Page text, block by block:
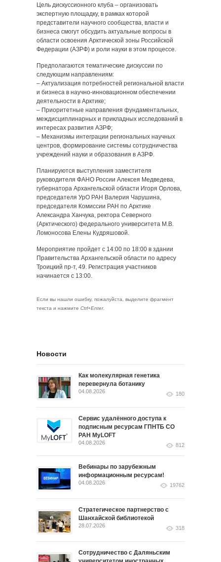
Цель дискуссионного клуба – организовать
экспертную площадку, в рамках которой
представители научного сообщества, власти и
бизнеса смогут обсудить актуальные вопросы в
области освоения Арктической зоны Российской
Федерации (АЗРФ) и роли науки в этом процессе.
Предполагаются тематические дискуссии по
следующим направлениям:
– Актуализация потребностей региональной власти
и бизнеса в научно-инновационном обеспечении
деятельности в Арктике;
– Приоритетные направления фундаментальных,
междисциплинарных и прикладных исследований в
интересах развития АЗРФ;
– Механизмы интеграции региональных научных
центров, формирование системы сотрудничества
учреждений науки и образования в АЗРФ.
Планируются выступления заместителя
руководителя ФАНО России Алексея Медведева,
губернатора Архангельской области Игоря Орлова,
председателя УрО РАН Валерия Чарушина,
председателя Комиссии РАН по Арктике
Александра Ханчука, ректора Северного
(Арктического) федерального университета М.В.
Ломоносова Елены Кудряшовой.
Мероприятие пройдет с 14:00 по 18:00 в здании
Правительства Архангельской области по адресу
Троицкий пр-т, 49. Регистрация участников
начинается с 13:00.
Если вы нашли ошибку, пожалуйста, выделите фрагмент
текста и нажмите Ctrl+Enter.
Новости
Как молекулярная генетика
перевернула ботанику
04.08.2026 180
Сервис удалённого доступа к
подписным ресурсам ГПНТБ СО
РАН MyLOFT
04.08.2026 812
Вебинары по зарубежным
информационным ресурсам!
04.08.2026 19762
Стратегическое партнерство с
Шанхайской библиотекой
28.07.2026 318
Сотрудничество с Даляньским